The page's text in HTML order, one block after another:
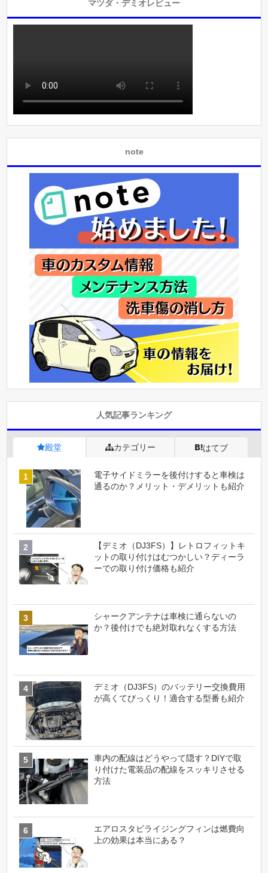
マツダ・デミオレビュー
note
人気記事ランキング
殿堂 カテゴリー はてブ
電子サイドミラーを後付けすると車検は
通るのか？メリット・デメリットも紹介
【デミオ（DJ3FS）】レトロフィットキ
ットの取り付けはむつかしい？ディーラ
ーでの取り付け価格も紹介
シャークアンテナは車検に通らないの
か？後付けでも絶対取れなくする方法
デミオ（DJ3FS）のバッテリー交換費用
が高くてびっくり！適合する型番も紹介
車内の配線はどうやって隠す？DIYで取
り付けた電装品の配線をスッキリさせる
方法
エアロスタビライジングフィンは燃費向
上の効果は本当にある？